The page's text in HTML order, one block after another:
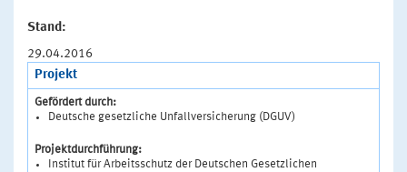
Stand:
29.04.2016
Projekt
Gefördert durch:
Deutsche gesetzliche Unfallversicherung (DGUV)
Projektdurchführung:
Institut für Arbeitsschutz der Deutschen Gesetzlichen